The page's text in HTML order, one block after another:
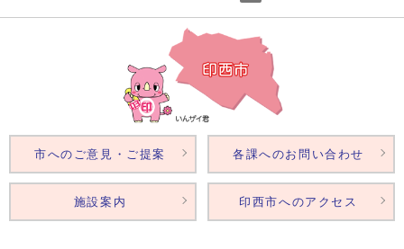
市へのご意見・ご提案 各課へのお問い合わせ
施設案内 印西市へのアクセス